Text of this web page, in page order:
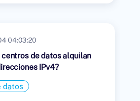
04:03:20
centros de datos alquilan
IPv4?
datos